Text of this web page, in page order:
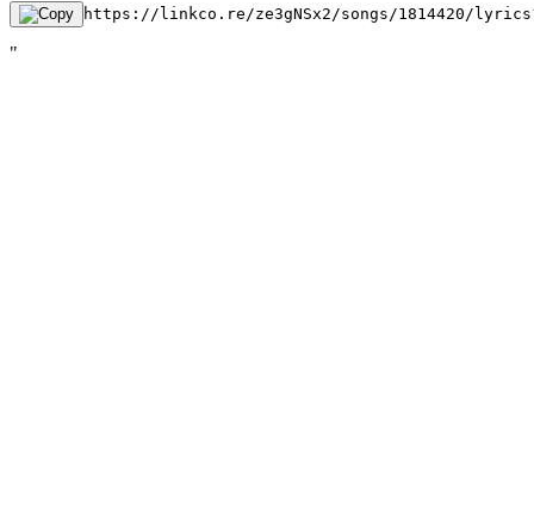
https://linkco.re/ze3gNSx2/songs/1814420/
"